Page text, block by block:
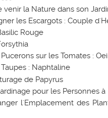
venir la Nature dans son
les Escargots : Couple
Rouge
sur les Tomates :
: Naphtaline
de Papyrus
pour les Personnes
l'Emplacement des